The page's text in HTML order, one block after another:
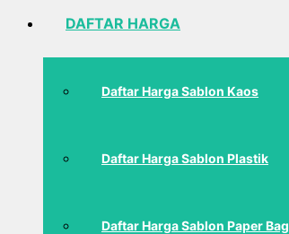
DAFTAR HARGA
Daftar Harga Sablon Kaos
Daftar Harga Sablon Plastik
Daftar Harga Sablon Paper Bag